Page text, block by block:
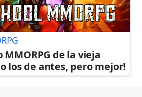
de la vieja
los de antes, pero mejor!